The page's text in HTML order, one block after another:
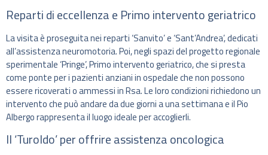
Reparti di eccellenza e Primo intervento geriatrico
La visita è proseguita nei reparti ‘Sanvito’ e ‘Sant’Andrea’, dedicati
all’assistenza neuromotoria. Poi, negli spazi del progetto regionale
sperimentale ‘Pringe’, Primo intervento geriatrico, che si presta
come ponte per i pazienti anziani in ospedale che non possono
essere ricoverati o ammessi in Rsa. Le loro condizioni richiedono un
intervento che può andare da due giorni a una settimana e il Pio
Albergo rappresenta il luogo ideale per accoglierli.
Il ‘Turoldo’ per offrire assistenza oncologica